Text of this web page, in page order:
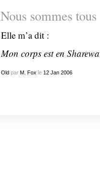
Nous sommes
Elle m’a dit :
Mon corps est en
Old par M. Fox le 12 Jan 2006